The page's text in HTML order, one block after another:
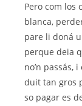
Pero com los
blanca,
pare li doná
perque deia
no’n passás,
duit tan gros
so pagar es